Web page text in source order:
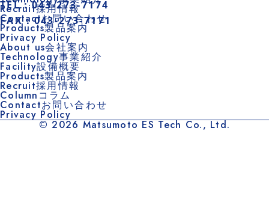
TEL：043-273-7174
FAX：043-273-7171
Recruit
Contact
Products
Privacy Policy
About us
Technology
Facility
Products
Recruit
Column
Contact
Privacy Policy
© 2026 Matsumoto ES Tech Co., Ltd.